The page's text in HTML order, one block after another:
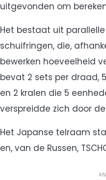
uitgevonden om
Het bestaat uit
schuifringen, die,
bewerken hoeveelheid
bevat 2 sets per draad,
en 2 kralen die 5
verspreidde zich door
Het Japanse telraam
en, van de Russen,